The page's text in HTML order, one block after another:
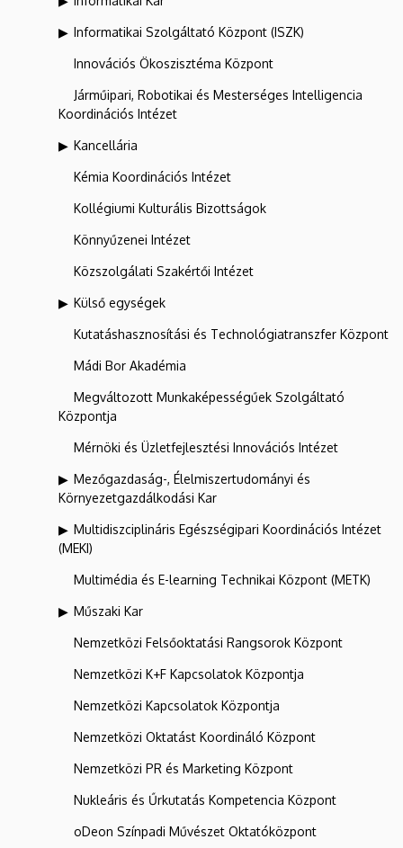
Informatikai Szolgáltató Központ (ISZK)
Innovációs Ökoszisztéma Központ
Járműipari, Robotikai és Mesterséges Intelligencia
Koordinációs Intézet
Kancellária
Kémia Koordinációs Intézet
Kollégiumi Kulturális Bizottságok
Könnyűzenei Intézet
Közszolgálati Szakértői Intézet
Külső egységek
Kutatáshasznosítási és Technológiatranszfer Központ
Mádi Bor Akadémia
Megváltozott Munkaképességűek Szolgáltató
Központja
Mérnöki és Üzletfejlesztési Innovációs Intézet
Mezőgazdaság-, Élelmiszertudományi és
Környezetgazdálkodási Kar
Multidiszciplináris Egészségipari Koordinációs Intézet
(MEKI)
Multimédia és E-learning Technikai Központ (METK)
Műszaki Kar
Nemzetközi Felsőoktatási Rangsorok Központ
Nemzetközi K+F Kapcsolatok Központja
Nemzetközi Kapcsolatok Központja
Nemzetközi Oktatást Koordináló Központ
Nemzetközi PR és Marketing Központ
Nukleáris és Űrkutatás Kompetencia Központ
oDeon Színpadi Művészet Oktatóközpont